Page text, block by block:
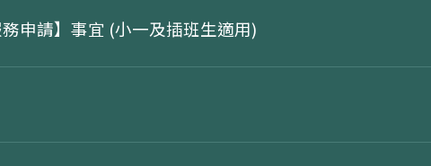
申請】事宜 (小一及插班生適用)